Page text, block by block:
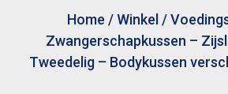
Home /Winkel /
Zwangerschapkussen –
Tweedelig – Bodykussen